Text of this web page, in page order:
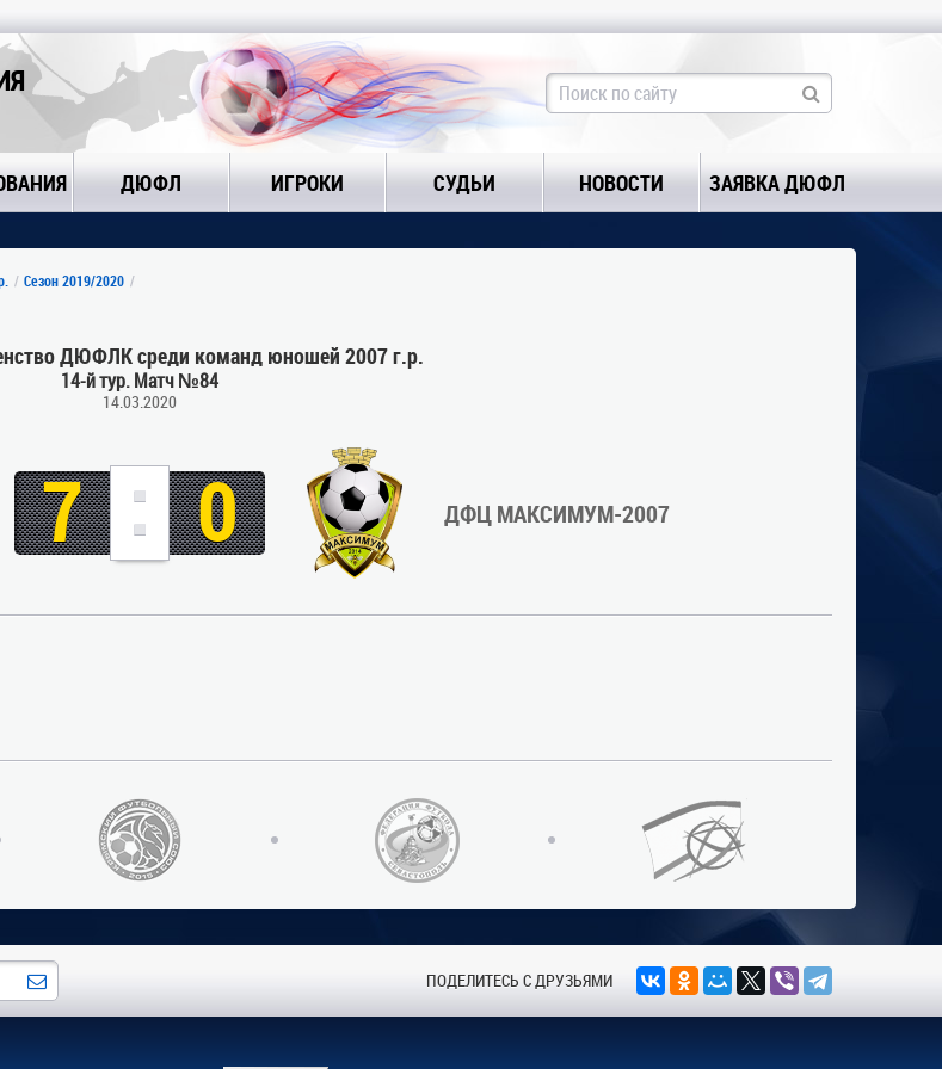
ДЮФЛ ИГРОКИ СУДЬИ НОВОСТИ ЗАЯВКА ДЮФЛ
Сезон 2019/2020
ДЮФЛК среди команд юношей 2007 г.р.
14-й тур. Матч №84
14.03.2020
7 : 0 ДФЦ МАКСИМУМ-2007
ПОДЕЛИТЕСЬ С ДРУЗЬЯМИ